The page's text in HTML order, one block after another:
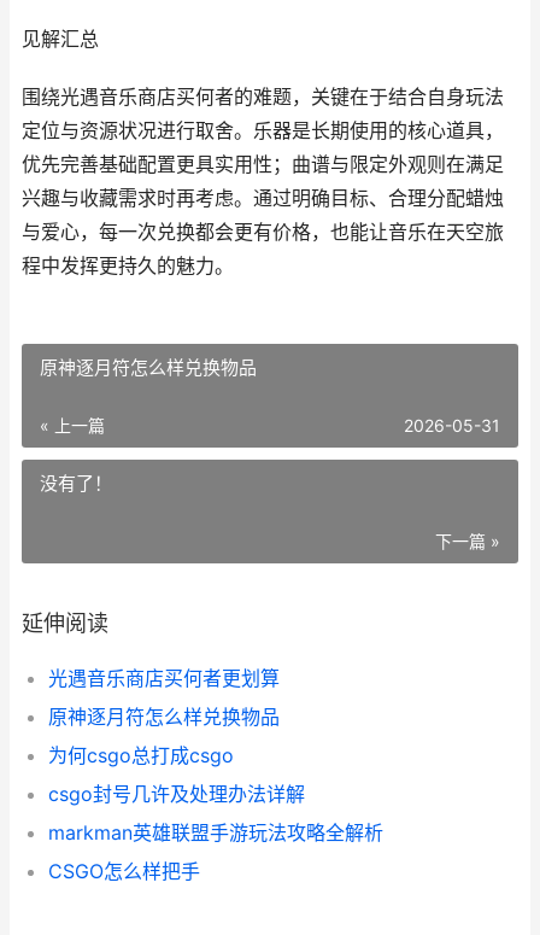
见解汇总
围绕光遇音乐商店买何者的难题，关键在于结合自身玩法
定位与资源状况进行取舍。乐器是长期使用的核心道具，
优先完善基础配置更具实用性；曲谱与限定外观则在满足
兴趣与收藏需求时再考虑。通过明确目标、合理分配蜡烛
与爱心，每一次兑换都会更有价格，也能让音乐在天空旅
程中发挥更持久的魅力。
原神逐月符怎么样兑换物品
« 上一篇 2026-05-31
没有了！
下一篇 »
延伸阅读
光遇音乐商店买何者更划算
原神逐月符怎么样兑换物品
为何csgo总打成csgo
csgo封号几许及处理办法详解
markman英雄联盟手游玩法攻略全解析
CSGO怎么样把手